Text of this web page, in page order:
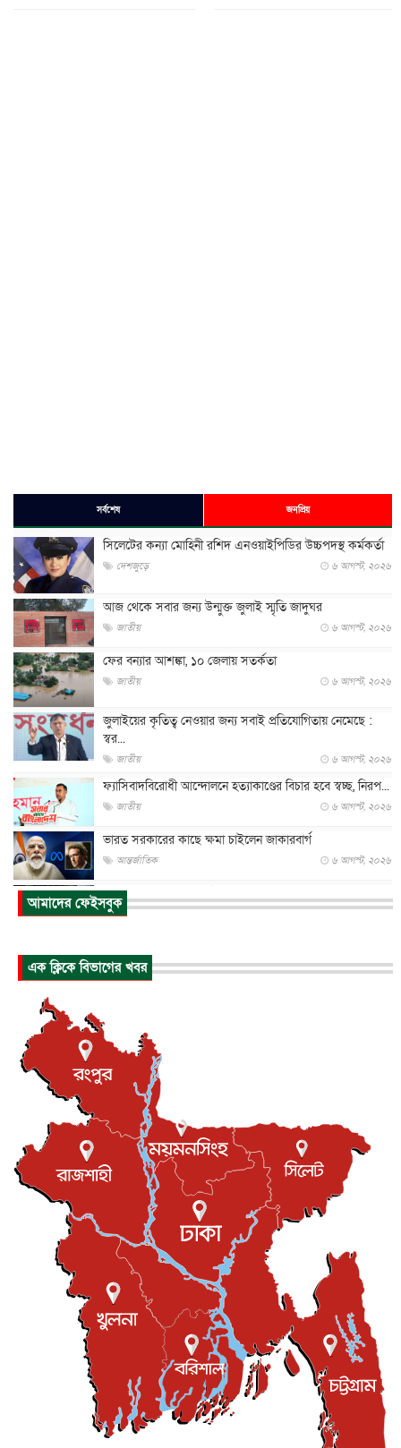
সর্বশেষ জনপ্রিয়
সিলেটের কন্যা মোহিনী রশিদ এনওয়াইপিডির উচ্চপদস্থ কর্মকর্তা
দেশজুড়ে ৬ আগস্ট, ২০২৬
আজ থেকে সবার জন্য উন্মুক্ত জুলাই স্মৃতি জাদুঘর
জাতীয় ৬ আগস্ট, ২০২৬
ফের বন্যার আশঙ্কা, ১০ জেলায় সতর্কতা
জাতীয় ৬ আগস্ট, ২০২৬
জুলাইয়ের কৃতিত্ব নেওয়ার জন্য সবাই প্রতিযোগিতায় নেমেছে :
স্বর...
জাতীয় ৬ আগস্ট, ২০২৬
ফ্যাসিবাদবিরোধী আন্দোলনে হত্যাকাণ্ডের বিচার হবে স্বচ্ছ, নিরপ...
জাতীয় ৬ আগস্ট, ২০২৬
ভারত সরকারের কাছে ক্ষমা চাইলেন জাকারবার্গ
আন্তর্জাতিক ৬ আগস্ট, ২০২৬
আকাশে ট্রাম্পের হেলিকপ্টার ও যাত্রীবাহী বিমান মুখোমুখি, তদন্...
আন্তর্জাতিক
আন্তর্জাতিক ৬ আগস্ট, ২০২৬
টি-টোয়েন্টি ইতিহাসের সর্বোচ্চ রানের মালিক এখন জস বাটলার
বস্তিতে কেটেছে শৈশব, আজ মুম্বাইয়ে দুই বাড়ির মালিক
বিনোদন ৬ আগস্ট, ২০২৬
যুক্তরাজ্যে বসবাসরত জাতীয়তাবাদী কুলাউড়াবাসীর মত বিনিময়
সভা...
ইউকে কমিউনিটি ৫ আগস্ট, ২০২৬
প্রধানমন্ত্রীকে সৌদি আরব সফরের আমন্ত্রণ
জাতীয় ৫ আগস্ট, ২০২৬
জুলাই গণ-অভ্যুত্থান দিবস আজ, স্মরণে দেশজুড়ে কর্মসূচি
জাতীয় ৫ আগস্ট, ২০২৬
জনগণ পরিবর্তন চেয়েছে বলেই জুলাই আন্দোলন সফল :
৫ আগস্ট, ২০২৬
বেনজীর আহমেদের সঙ্গে পরীমনির ঘনিষ্ঠ সম্পর্ক ছিল : নাসির
মাহম...
জাতীয় ৫ আগস্ট, ২০২৬
আমাদের ফেইসবুক
এক ক্লিকে বিভাগের খবর